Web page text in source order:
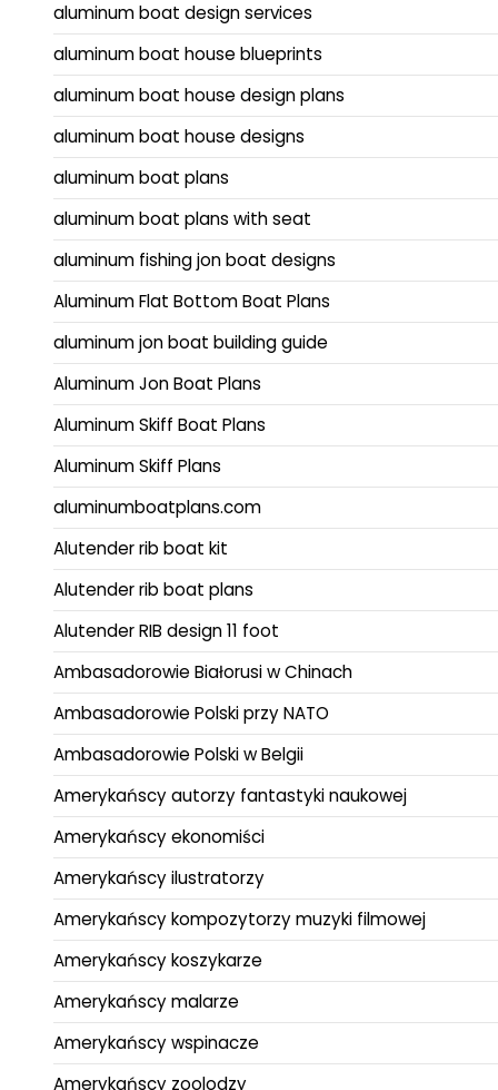
aluminum boat design services
aluminum boat house blueprints
aluminum boat house design plans
aluminum boat house designs
aluminum boat plans
aluminum boat plans with seat
aluminum fishing jon boat designs
Aluminum Flat Bottom Boat Plans
aluminum jon boat building guide
Aluminum Jon Boat Plans
Aluminum Skiff Boat Plans
Aluminum Skiff Plans
aluminumboatplans.com
Alutender rib boat kit
Alutender rib boat plans
Alutender RIB design 11 foot
Ambasadorowie Białorusi w Chinach
Ambasadorowie Polski przy NATO
Ambasadorowie Polski w Belgii
Amerykańscy autorzy fantastyki naukowej
Amerykańscy ekonomiści
Amerykańscy ilustratorzy
Amerykańscy kompozytorzy muzyki filmowej
Amerykańscy koszykarze
Amerykańscy malarze
Amerykańscy wspinacze
Amerykańscy zoolodzy